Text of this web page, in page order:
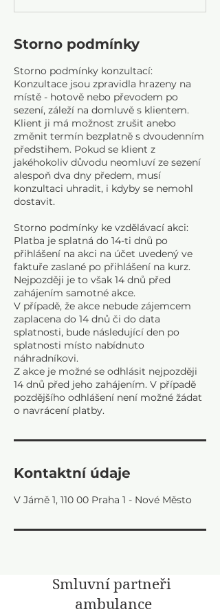
č
o
Storno podmínky
Storno podmínky konzultací:
Konzultace jsou zpravidla hrazeny na
místě - hotově nebo převodem po
sezení, záleží na domluvě s klientem.
Klient ji má možnost zrušit anebo
změnit termín bezplatně s dvoudenním
předstihem. Pokud se klient z
jakéhokoliv důvodu neomluví ze sezení
alespoň dva dny předem, musí
konzultaci uhradit, i kdyby se nemohl
dostavit.
Storno podmínky ke vzdělávací akci:
Platba je splatná do 14-ti dnů po
přihlášení na akci na účet uvedený ve
faktuře zaslané po přihlášení na kurz.
Nejpozději je to však 14 dnů před
zahájením samotné akce.
V případě, že akce nebude zájemcem
zaplacena do 14 dnů či do data
splatnosti, bude následující den po
splatnosti místo nabídnuto
náhradníkovi.
Z akce je možné se odhlásit nejpozději
14 dnů před jeho zahájením. V případě
pozdějšího odhlášení není možné žádat
Kontaktní údaje
V Jámě 1, 110 00 Praha 1 - Nové Město
Smluvní partneři
ambulance